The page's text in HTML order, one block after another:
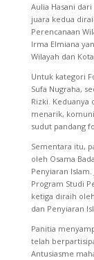
Aulia Hasani
juara kedua
Perencanaan
Irma Elmiana
Wilayah dan
Untuk kategori
Sufa Nugraha,
Rizki.
menarik,
sudut pandang
Sementara itu,
oleh Osama
Penyiaran
Program Studi
ketiga diraih
dan Penyiaran
Panitia
telah
Antusiasme